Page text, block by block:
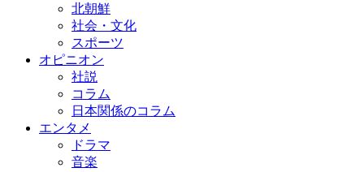
北朝鮮
社会・文化
スポーツ
オピニオン
社説
コラム
日本関係のコラム
エンタメ
ドラマ
音楽